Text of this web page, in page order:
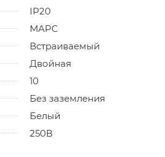
IP20
МАРС
Встраиваемый
Двойная
10
Без заземления
Белый
250В